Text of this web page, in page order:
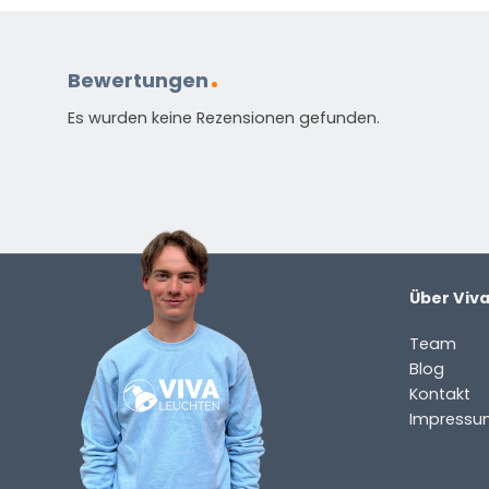
Bewertungen
Es wurden keine Rezensionen gefunden.
Über
Team
Blog
Kontakt